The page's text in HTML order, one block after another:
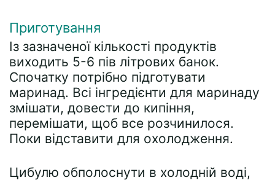
Приготування
Із зазначеної кількості продуктів
виходить 5-6 пів літрових банок.
Спочатку потрібно підготувати
маринад. Всі інгредієнти для маринаду
змішати, довести до кипіння,
перемішати, щоб все розчинилося.
Поки відставити для охолодження.
Цибулю обполоснути в холодній воді,